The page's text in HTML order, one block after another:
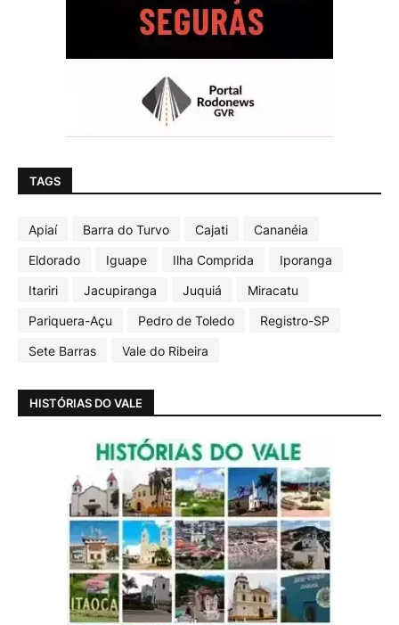
TAGS
Apiaí Barra do Turvo Cajati
Cananéia
Eldorado
Iguape Ilha Comprida
Iporanga
Itariri
Jacupiranga Juquiá
Miracatu
Pariquera-Açu
Pedro de Toledo
Registro-SP
Sete Barras
Vale do Ribeira
HISTÓRIAS DO VALE